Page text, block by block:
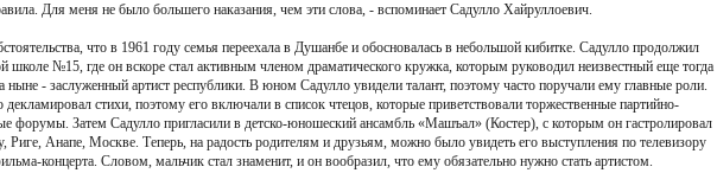
Для меня не было большего наказания, чем эти слова, - вспоминает Садулло Хайруллоевич.
что в 1961 году семья переехала в Душанбе и обосновалась в небольшой кибитке. Садулло продолжил
школе №15, где он вскоре стал активным членом драматического кружка, которым руководил неизвестный еще тогда
- заслуженный артист республики. В юном Садулло увидели талант, поэтому часто поручали ему главные роли.
стихи, поэтому его включали в список чтецов, которые приветствовали торжественные партийно-
форумы. Затем Садулло пригласили в детско-юношеский ансамбль «Машъал» (Костер), с которым он гастролировал
Риге, Анапе, Москве. Теперь, на радость родителям и друзьям, можно было увидеть его выступления по телевизору
концерта. Словом, мальчик стал знаменит, и он вообразил, что ему обязательно нужно стать артистом.